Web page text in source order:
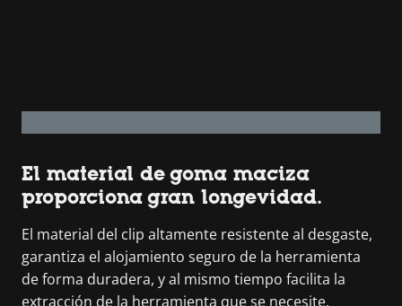
El material de goma maciza
proporciona gran longevidad.
El material del clip altamente resistente al desgaste,
garantiza el alojamiento seguro de la herramienta
de forma duradera, y al mismo tiempo facilita la
extracción de la herramienta que se necesite.